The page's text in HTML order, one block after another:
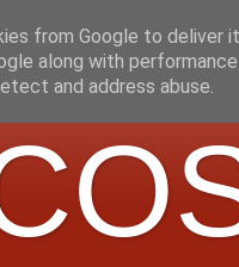
from Google to deliver
along with
and address abuse.